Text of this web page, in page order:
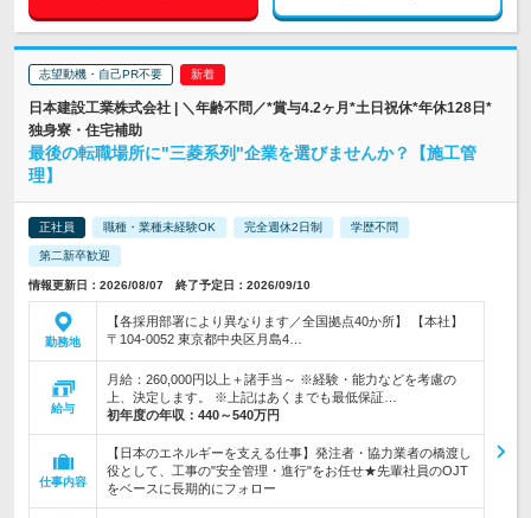
志望動機・自己PR不要
日本建設工業株式会社 | ＼年齢不問／*賞与4.2ヶ月*土日祝休*年休128日*
独身寮・住宅補助
最後の転職場所に"三菱系列"企業を選びませんか？【施工管
理】
正社員 職種・業種未経験OK 完全週休2日制 学歴不問
第二新卒歓迎
情報更新日：2026/08/07 終了予定日：2026/09/10
勤務地
【各採用部署により異なります／全国拠点40か所】 【本社】
〒104-0052 東京都中央区月島4…
給与
月給：260,000円以上＋諸手当～ ※経験・能力などを考慮の
上、決定します。 ※上記はあくまでも最低保証…
初年度の年収： 440～540万円
仕事内容
【日本のエネルギーを支える仕事】発注者・協力業者の橋渡し
役として、工事の"安全管理・進行"をお任せ★先輩社員のOJT
をベースに長期的にフォロー